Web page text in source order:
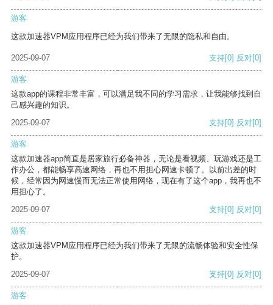
游客
这款加速器VPM应用程序已经为我们带来了无限的隐私和自由。
2025-09-07 支持[0] 反对[0]
游客
这款app的课程非常丰富，可以满足我不同的学习需求，让我能够找到自
己感兴趣的知识。
2025-09-07
支持[0] 反对[0]
游客
这款加速器app简直是居家旅行必备神器，无论是看视频、玩游戏还是工
作办公，都能畅享高速网络，再也不用担心网速卡顿了。以前出差的时
候，经常因为网速慢而无法正常使用网络，现在有了这个app，我再也不
用担心了。
2025-09-07
支持[0] 反对[0]
游客
这款加速器VPM应用程序已经为我们带来了无限的流畅体验和安全性保
护。
2025-09-07
支持[0] 反对[0]
游客